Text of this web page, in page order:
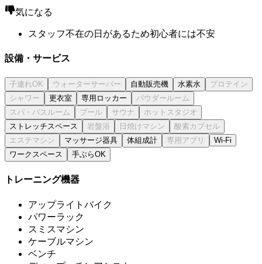
気になる
スタッフ不在の日があるため初心者には不安
設備・サービス
自動販売機
水素水
更衣室
専用ロッカー
ストレッチスペース
マッサージ器具
体組成計
Wi-Fi
ワークスペース
手ぶらOK
トレーニング機器
アップライトバイク
パワーラック
スミスマシン
ケーブルマシン
ベンチ